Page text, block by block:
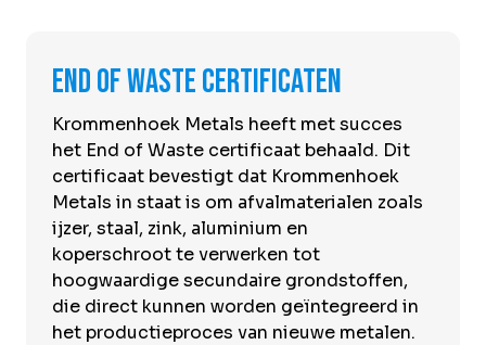
End of Waste certificaten
Krommenhoek Metals heeft met succes
het End of Waste certificaat behaald. Dit
certificaat bevestigt dat Krommenhoek
Metals in staat is om afvalmaterialen zoals
ijzer, staal, zink, aluminium en
koperschroot te verwerken tot
hoogwaardige secundaire grondstoffen,
die direct kunnen worden geïntegreerd in
het productieproces van nieuwe metalen.